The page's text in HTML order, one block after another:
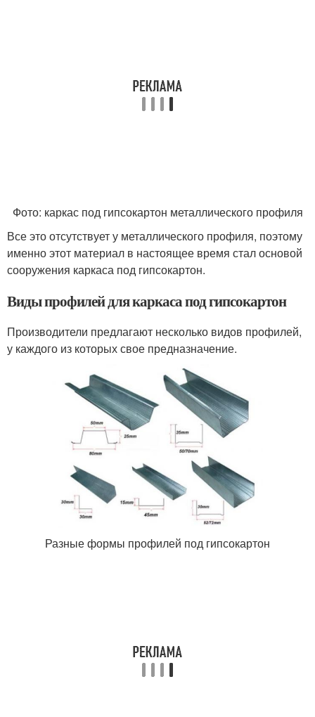
Фото: каркас под гипсокартон металлического профиля
Все это отсутствует у металлического профиля, поэтому
именно этот материал в настоящее время стал основой
сооружения каркаса под гипсокартон.
Виды профилей для каркаса под гипсокартон
Производители предлагают несколько видов профилей,
у каждого из которых свое предназначение.
Разные формы профилей под гипсокартон